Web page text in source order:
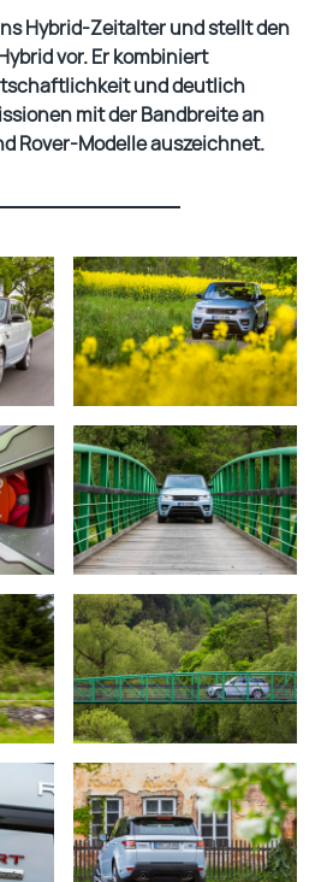
Hybrid-Zeitalter und stellt den
vor. Er kombiniert
und deutlich
mit der Bandbreite an
Rover-Modelle auszeichnet.